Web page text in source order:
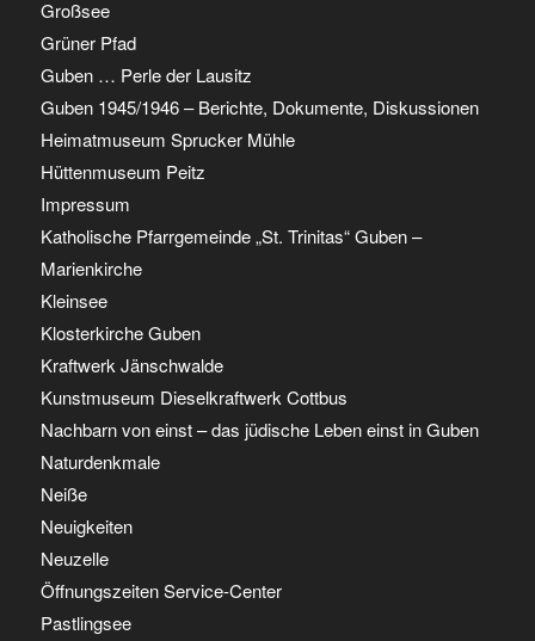
Großsee
Grüner Pfad
Guben … Perle der Lausitz
Guben 1945/1946 – Berichte, Dokumente, Diskussionen
Heimatmuseum Sprucker Mühle
Hüttenmuseum Peitz
Impressum
Katholische Pfarrgemeinde „St. Trinitas“ Guben –
Marienkirche
Kleinsee
Klosterkirche Guben
Kraftwerk Jänschwalde
Kunstmuseum Dieselkraftwerk Cottbus
Nachbarn von einst – das jüdische Leben einst in Guben
Naturdenkmale
Neiße
Neuigkeiten
Neuzelle
Öffnungszeiten Service-Center
Pastlingsee